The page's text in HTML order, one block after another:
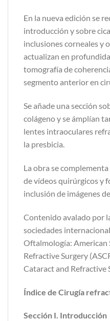
En la nueva edición se
introducción y sobre
inclusiones corneales y
actualizan en
tomografía de
segmento anterior en
Se añade una sección
colágeno y se ámplían
lentes intraoculares
la presbicia.
La obra se
de vídeos quirúrgicos y
inclusión de imágenes
Contenido avalado por
sociedades
Oftalmología: American
Refractive Surgery
Cataract and Refractive
Índice de Cirugía
Sección I. Introducción